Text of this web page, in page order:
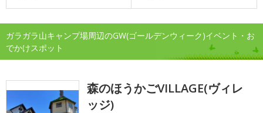
ガラガラ山キャンプ場周辺のGW(ゴールデンウィーク)イベント・お
でかけスポット
森のほうかごVILLAGE(ヴィレ
ッジ)